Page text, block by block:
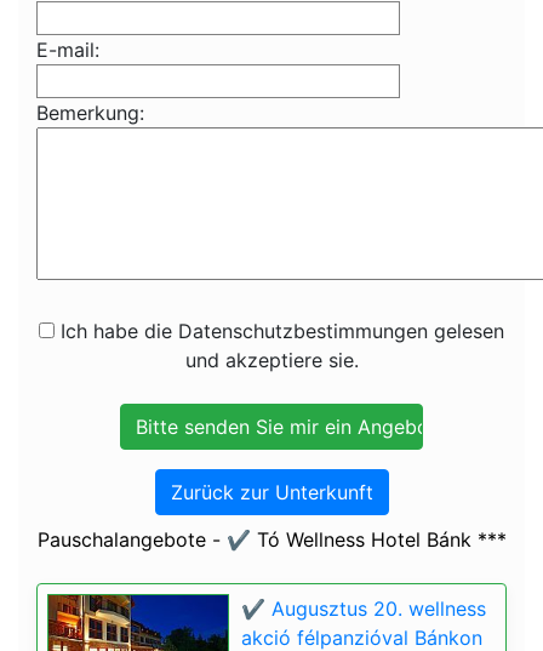
E-mail:
Bemerkung:
Ich habe die Datenschutzbestimmungen gelesen
und akzeptiere sie.
Zurück zur Unterkunft
Pauschalangebote - ✔️ Tó Wellness Hotel Bánk ***
✔️ Augusztus 20. wellness
akció félpanzióval Bánkon